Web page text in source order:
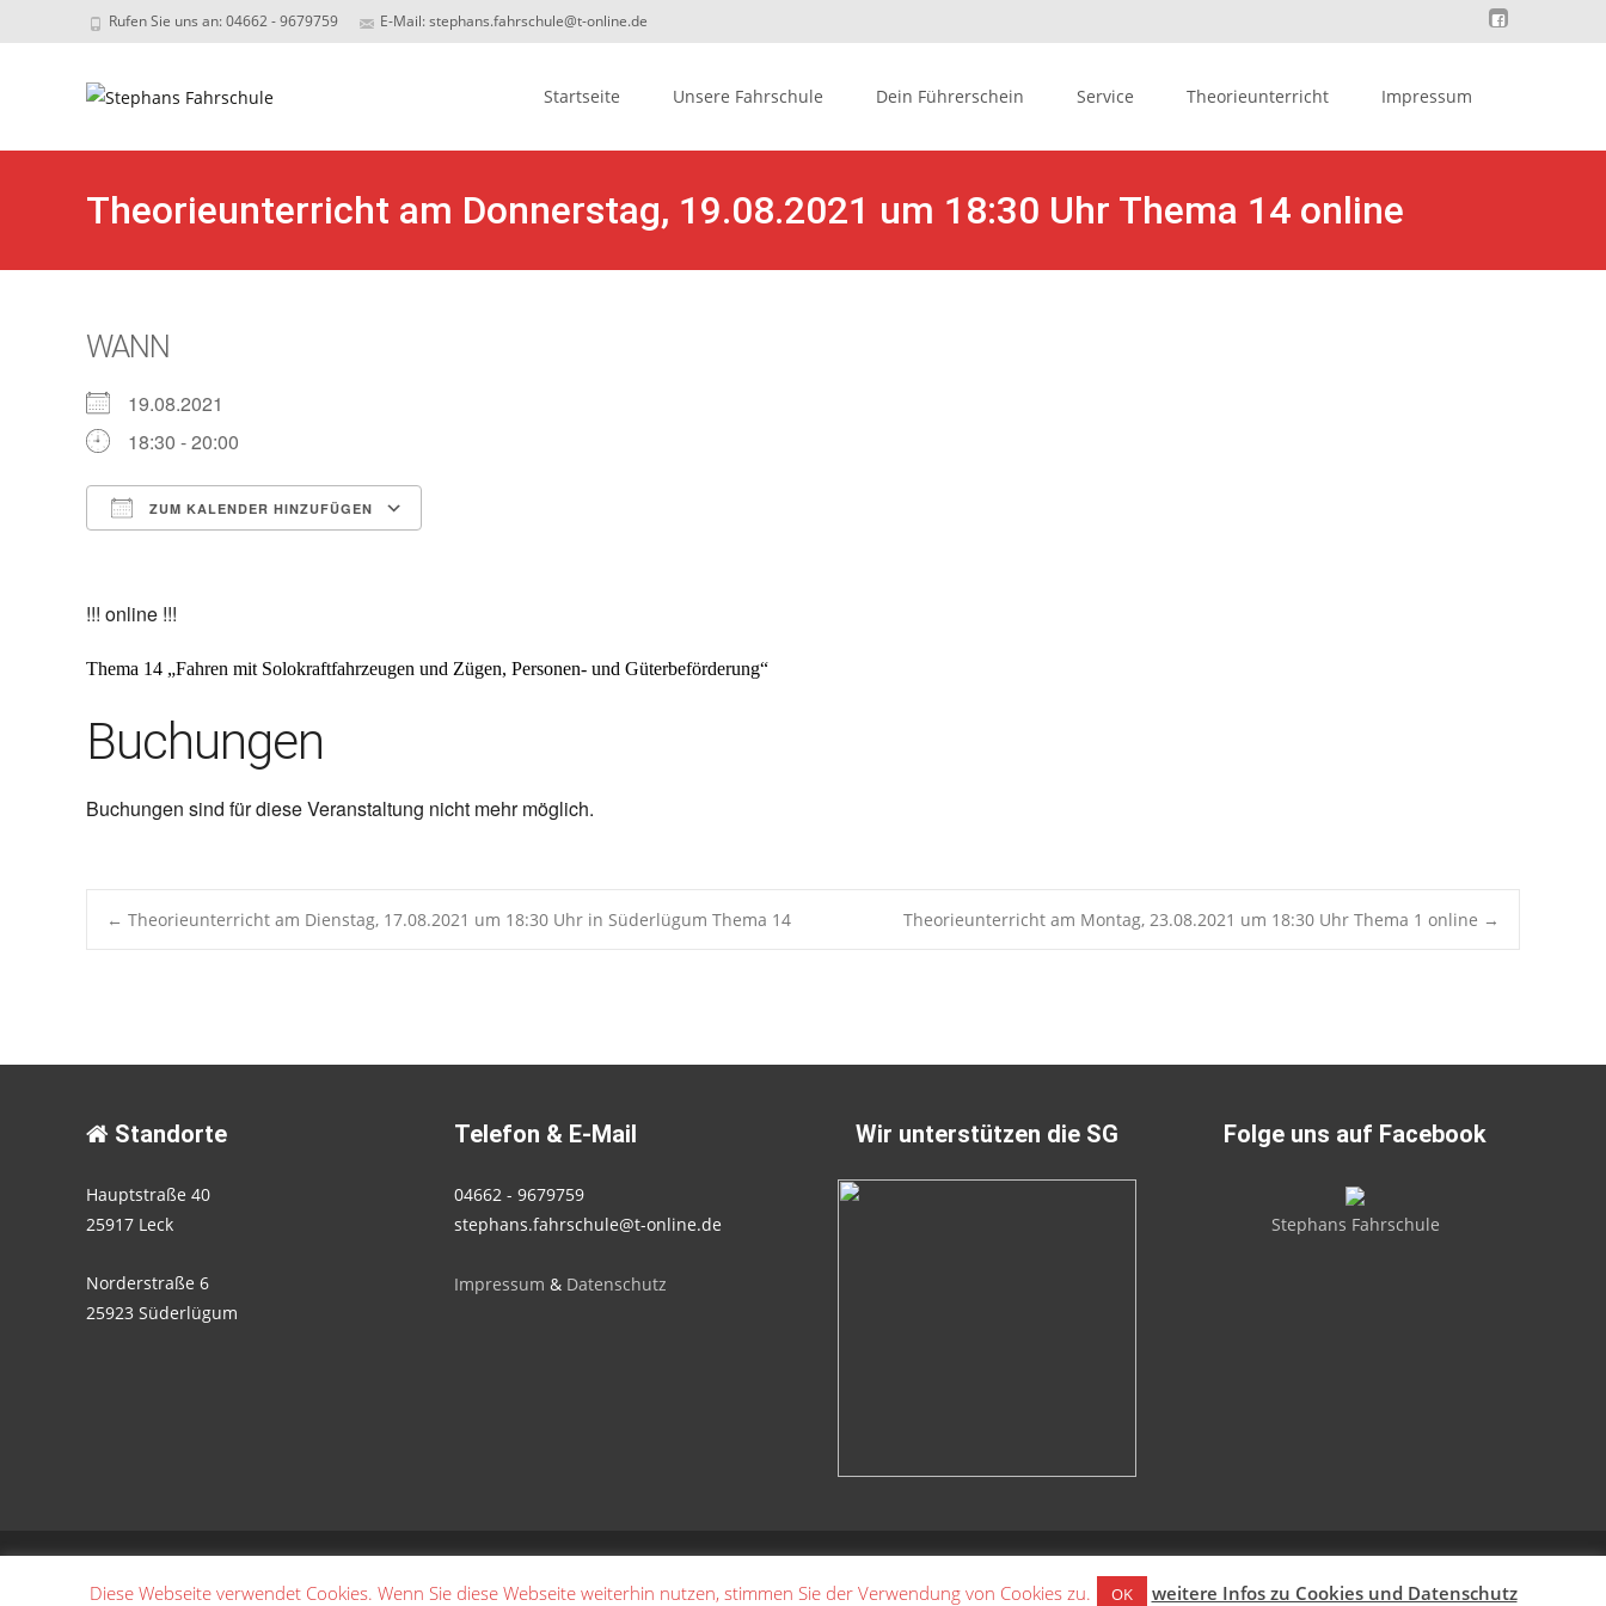
Rufen Sie uns an: 04662 - 9679759 E-Mail: stephans.fahrschule@t-online.de
Startseite Unsere Fahrschule Dein Führerschein Service Theorieunterricht Impressum
Theorieunterricht am Donnerstag, 19.08.2021 um 18:30 Uhr Thema 14 online
WANN
19.08.2021
18:30 - 20:00
ZUM KALENDER HINZUFÜGEN
!!! online !!!
Thema 14 „Fahren mit Solokraftfahrzeugen und Zügen, Personen- und Güterbeförderung“
Buchungen
Buchungen sind für diese Veranstaltung nicht mehr möglich.
Post
← Theorieunterricht am Dienstag, 17.08.2021 um 18:30 Uhr in Süderlügum Thema 14 Theorieunterricht am Montag, 23.08.2021 um 18:30 Uhr Thema 1 online →
Standorte
Hauptstraße 40
25917 Leck
Norderstraße 6
25923 Süderlügum
Telefon & E-Mail
04662 - 9679759
stephans.fahrschule@t-online.de
Impressum & Datenschutz
Wir unterstützen die SG Folge uns auf Facebook
Stephans Fahrschule
Diese Webseite verwendet Cookies. Wenn Sie diese Webseite weiterhin nutzen, stimmen Sie der Verwendung von Cookies zu. OK weitere Infos zu Cookies und Datenschutz